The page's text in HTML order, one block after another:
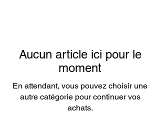
Aucun article ici pour le
moment
En attendant, vous pouvez choisir une
autre catégorie pour continuer vos
achats.